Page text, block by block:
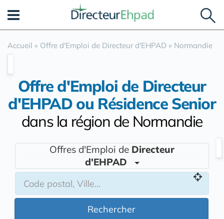
Accueil » Offre d'Emploi de Directeur d'EHPAD » Normandie
Offre d'Emploi de Directeur
d'EHPAD ou Résidence Senior
dans la région de Normandie
Offres d'Emploi de Directeur
d'EHPAD
Rechercher
Panneau de gestion des cookies